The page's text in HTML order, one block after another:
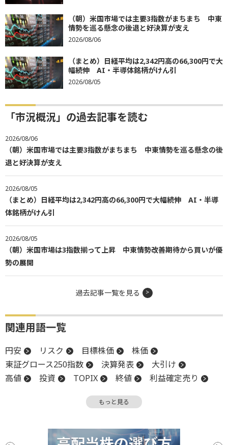
（朝）米国市場では主要3指数がまちまち 中東
情勢を巡る懸念の後退と好決算が支え
2026/08/06
（まとめ）日経平均は2,342円高の66,300円で大
幅続伸 AI・半導体銘柄がけん引
2026/08/05
「市況概況」の過去記事を読む
2026/08/06
（朝）米国市場では主要3指数がまちまち 中東情勢を巡る懸念の後
退と好決算が支え
2026/08/05
（まとめ）日経平均は2,342円高の66,300円で大幅続伸 AI・半導
体銘柄がけん引
2026/08/05
（朝）米国市場は3指数揃って上昇 中東情勢改善期待から買いが優
勢の展開
過去記事一覧を見る
関連用語一覧
円安 リスク 目標株価
株価
東証グロース250指数
決算発表
大引け
高値
投資 TOPIX 終値
利益確定売り
反発 反落
上値
もっと見る